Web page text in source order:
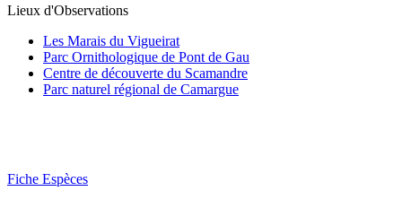
Lieux d'Observations
Les Marais du Vigueirat
Parc Ornithologique de Pont de Gau
Centre de découverte du Scamandre
Parc naturel régional de Camargue
Fiche Espèces